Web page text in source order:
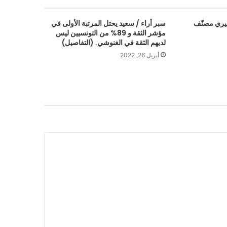
مصنّف
سبر أراء / سعيد يحتل المرتبة الأولى في
مؤشر الثقة و 89% من التونسيين ليس
لديهم الثقة في الغنوشي. (التفاصيل)
أبريل 26, 2022